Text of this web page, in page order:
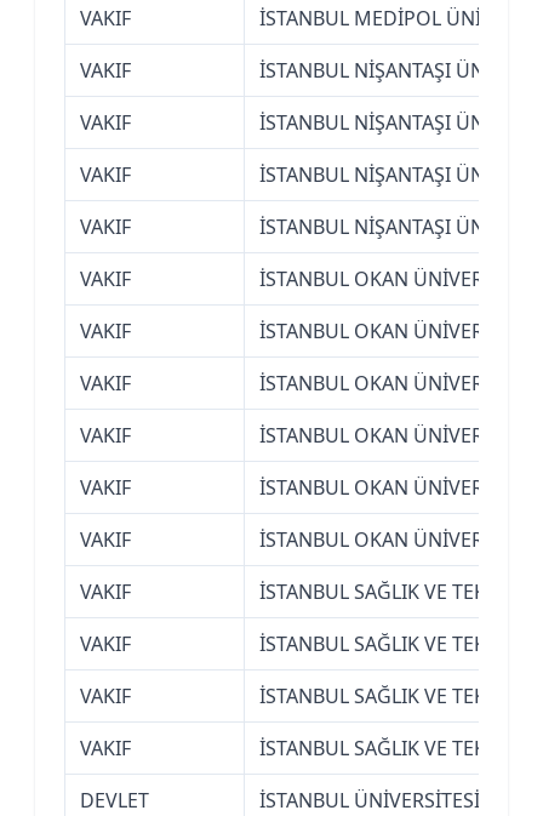
VAKIF
İSTANBUL MEDİPOL
VAKIF
İSTANBUL NİŞANTAŞI
VAKIF
İSTANBUL NİŞANTAŞI
VAKIF
İSTANBUL NİŞANTAŞI
VAKIF
İSTANBUL NİŞANTAŞI
VAKIF
İSTANBUL OKAN ÜNİVERSİTESİ
VAKIF
İSTANBUL OKAN ÜNİVERSİTESİ
VAKIF
İSTANBUL OKAN ÜNİVERSİTESİ
VAKIF
İSTANBUL OKAN ÜNİVERSİTESİ
VAKIF
İSTANBUL OKAN ÜNİVERSİTESİ
VAKIF
İSTANBUL OKAN ÜNİVERSİTESİ
VAKIF
İSTANBUL SAĞLIK VE
VAKIF
İSTANBUL SAĞLIK VE
VAKIF
İSTANBUL SAĞLIK VE
VAKIF
İSTANBUL SAĞLIK VE
DEVLET
İSTANBUL ÜNİVERSİTESİ